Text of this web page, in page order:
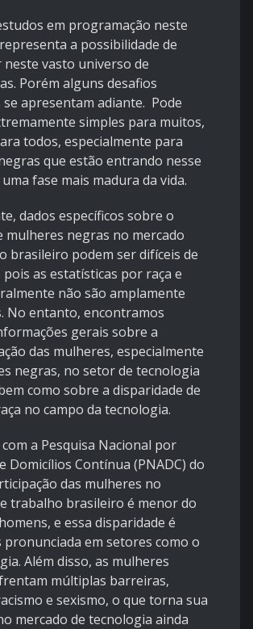
em programação neste
a possibilidade de
vasto universo de
Porém alguns desafios
apresentam adiante. Pode
simples para muitos,
todos, especialmente para
que estão entrando nesse
fase mais madura da vida.
dados específicos sobre o
mulheres negras no mercado
brasileiro podem ser difíceis de
as estatísticas por raça e
não são amplamente
No entanto, encontramos
gerais sobre a
das mulheres, especialmente
negras, no setor de tecnologia
como sobre a disparidade de
no campo da tecnologia.
a Pesquisa Nacional por
Domicílios Contínua (PNADC) do
das mulheres no
trabalho brasileiro é menor do
e essa disparidade é
pronunciada em setores como o
Além disso, as mulheres
múltiplas barreiras,
e sexismo, o que torna sua
mercado de tecnologia ainda